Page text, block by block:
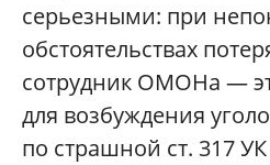
серьезными: при
обстоятельствах
сотрудник ОМОНа —
для возбуждения
по страшной ст. 317